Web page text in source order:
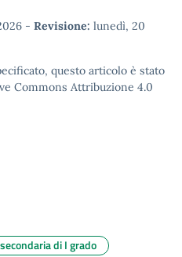
- Revisione: lunedì, 20
questo articolo è stato
Commons Attribuzione 4.0
di I grado